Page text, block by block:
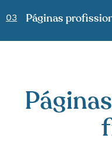
03 Páginas